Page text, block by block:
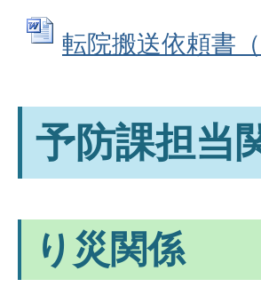
転院搬送依頼書
予防課担当
り災関係